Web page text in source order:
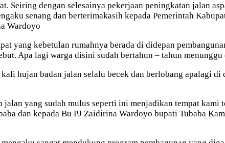
Seiring dengan selesainya pekerjaan peningkatan jalan
senang dan berterimakasih kepada Pemerintah
Wardoyo
yang kebetulan rumahnya berada di didepan
Apa lagi warga disini sudah bertahun – tahun
hujan badan jalan selalu becek dan berlobang apalagi
jalan yang sudah mulus seperti ini menjadikan tempat
dan kepada Bu PJ Zaidirina Wardoyo bupati Tubaba